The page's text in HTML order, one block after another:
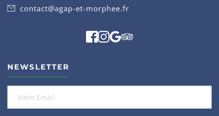
contact@agap-et-morphee.fr
NEWSLETTER